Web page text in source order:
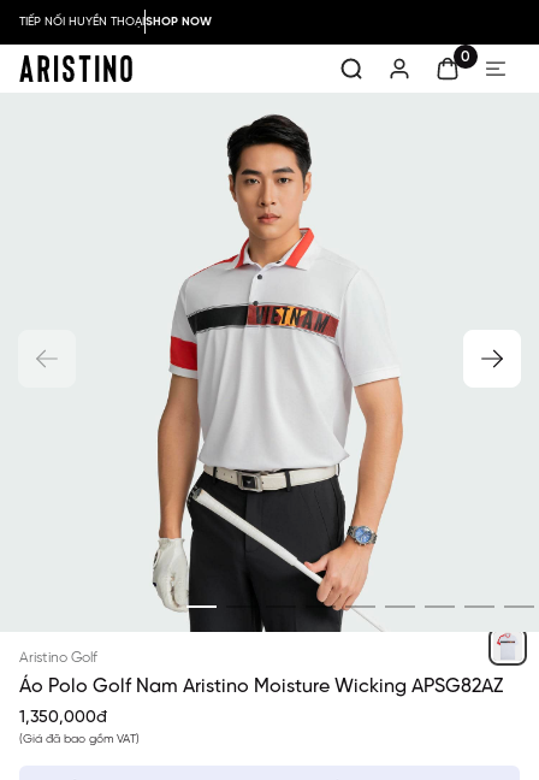
TIẾP NỐI HUYỀN THOẠISHOP NOW
0
Aristino Golf
Áo Polo Golf Nam Aristino Moisture Wicking APSG82AZ
1,350,000đ
(Giá đã bao gồm VAT)